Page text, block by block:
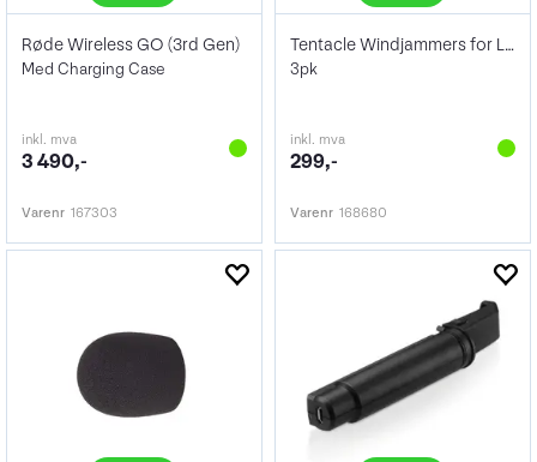
Røde Wireless GO (3rd Gen)
Med Charging Case
inkl. mva
3 490,-
Varenr 167303
Tentacle Windjammers for Lavalier Mics
3pk
inkl. mva
299,-
Varenr 168680